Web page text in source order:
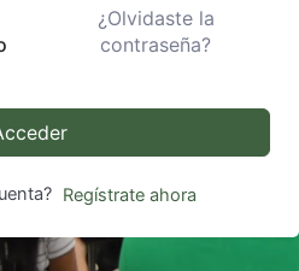
¿Olvidaste la
contraseña?
Regístrate ahora